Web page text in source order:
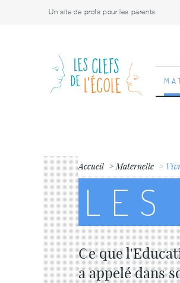
Un site de profs pour les parents
Accueil Maternelle
Ce que
a appelé dans